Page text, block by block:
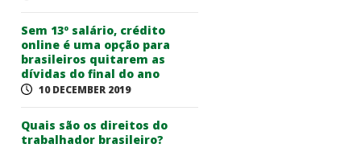
Sem 13º salário, crédito
online é uma opção para
brasileiros quitarem as
dívidas do final do ano
10 DECEMBER 2019
Quais são os direitos do
trabalhador brasileiro?